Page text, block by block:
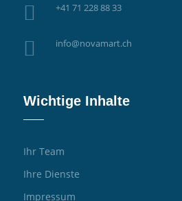
 +41 71 228 88 33
 info@novamart.ch
Wichtige Inhalte
Ihr Team
Ihre Dienste
Impressum